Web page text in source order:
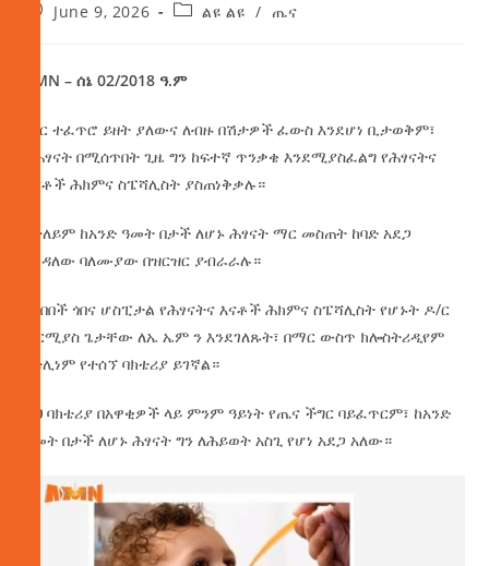
June 9, 2026 ልዩ ልዩ / ጤና
AMN – ሰኔ 02/2018 ዓ.ም
ማር ተፈጥሮ ይዘት ያለውና ለብዙ በሽታዎች ፈውስ እንደሆነ ቢታወቅም፣
ለሕፃናት በሚሰጥበት ጊዜ ግን ከፍተኛ ጥንቃቄ እንደሚያስፈልግ የሕፃናትና
እናቶች ሕክምና ስፔሻሊስት ያስጠነቅቃሉ።
በተለይም ከአንድ ዓመት በታች ለሆኑ ሕፃናት ማር መስጠት ከባድ አደጋ
እንዳለው ባለሙያው በዝርዝር ያብራራሉ።
በአበበች ጎበና ሆስፒታል የሕፃናትና እናቶች ሕክምና ስፔሻሊስት የሆኑት ዶ/ር
ኤርሚያስ ጌታቸው ለኤ ኤም ን እንደገለጹት፣ በማር ውስጥ ክሎስትሪዲየም
ቦቱሊነም የተሰኘ ባክቴሪያ ይገኛል።
ይህ ባክቴሪያ በአዋቂዎች ላይ ምንም ዓይነት የጤና ችግር ባይፈጥርም፣ ከአንድ
ዓመት በታች ለሆኑ ሕፃናት ግን ለሕይወት አስጊ የሆነ አደጋ አለው።